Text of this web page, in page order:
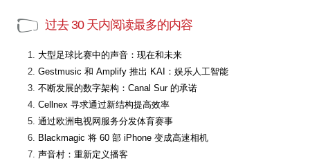
过去 30 天内阅读最多的内容
大型足球比赛中的声音：现在和未来
Gestmusic 和 Amplify 推出 KAI：娱乐人工智能
不断发展的数字架构：Canal Sur 的承诺
Cellnex 寻求通过新结构提高效率
通过欧洲电视网服务分发体育赛事
Blackmagic 将 60 部 iPhone 变成高速相机
声音村：重新定义播客